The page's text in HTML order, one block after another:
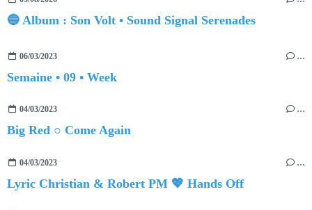
🔵 Album : Son Volt • Sound Signal Serenades
06/03/2023 …
Semaine • 09 • Week
04/03/2023 …
Big Red ○ Come Again
04/03/2023 …
Lyric Christian & Robert PM 💖 Hands Off